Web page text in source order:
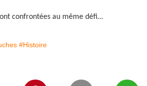
confrontées au même défi...
#Histoire